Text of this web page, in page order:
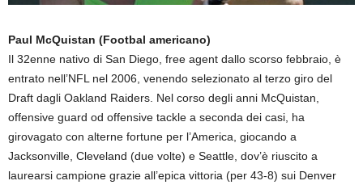
Paul McQuistan (Footbal americano)
Il 32enne nativo di San Diego, free agent dallo scorso febbraio, è
entrato nell’NFL nel 2006, venendo selezionato al terzo giro del
Draft dagli Oakland Raiders. Nel corso degli anni McQuistan,
offensive guard od offensive tackle a seconda dei casi, ha
girovagato con alterne fortune per l’America, giocando a
Jacksonville, Cleveland (due volte) e Seattle, dov’è riuscito a
laurearsi campione grazie all’epica vittoria (per 43-8) sui Denver